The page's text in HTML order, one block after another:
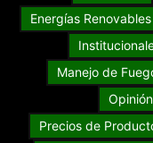
Energías Renovables
Manejo de
Opinión
Precios de